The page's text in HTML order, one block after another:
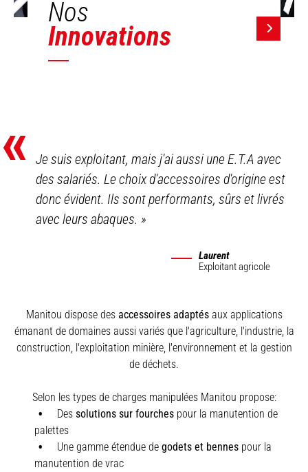
Nos
Innovations
«
Je suis exploitant, mais j'ai aussi une E.T.A avec
des salariés. Le choix d'accessoires d'origine est
donc évident. Ils sont performants, sûrs et livrés
avec leurs abaques.»
Laurent
Exploitant agricole
Manitou dispose des accessoires adaptésaux applications
émanant de domaines aussi variés que l'agriculture, l'industrie, la
construction, l'exploitation minière, l'environnement et la gestion
de déchets.
Selon les types de charges manipulées Manitou propose:
Des solutions sur fourches pour la manutention de
palettes
Une gamme étendue de godets et bennes pour la
manutention de vrac